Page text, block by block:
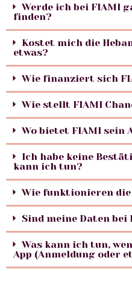
Werde ich bei FIAMI
finden?
Kostet mich die
etwas?
Wie finanziert sich
Wie stellt FIAMI
Wo bietet FIAMI sein
Ich habe keine
kann ich tun?
Wie funktionieren die
Sind meine Daten bei
Was kann ich tun,
App (Anmeldung oder